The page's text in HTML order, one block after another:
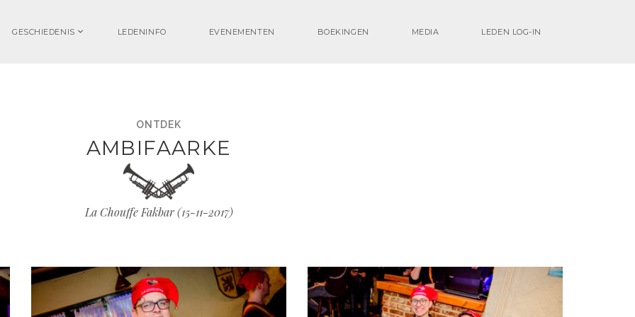
GESCHIEDENIS LEDENINFO EVENEMENTEN BOEKINGEN MEDIA LEDEN LOG-IN
ONTDEK
AMBIFAARKE
La Chouffe Fakbar (15-11-2017)